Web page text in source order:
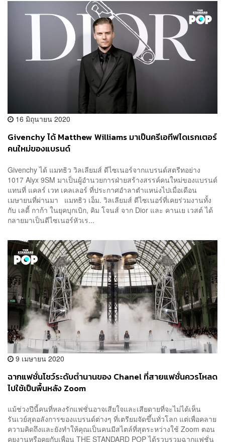
16 มิถุนายน 2020
Givenchy ได้ Matthew Williams มาเป็นครีเอทีฟไดเรกเตอร์
คนใหม่ของแบรนด์
Givenchy ได้ แมทธิว วิลเลียมส์ ดีไซเนอร์จากแบรนด์สตรีทอย่าง
1017 Alyx 9SM มาเป็นผู้อำนวยการฝ่ายสร้างสรรค์คนใหม่ของแบรนด์
แทนที่ แคลร์ เวท เคลเลอร์ ที่ประกาศอำลาตำแหน่งไปเมื่อเดือน
เมษายนที่ผ่านมา แมทธิว เอ็ม. วิลเลียมส์ ดีไซเนอร์ที่เคยร่วมงานทั้ง
กับ เลดี้ กาก้า ในยุคบุกเบิก, คิม โจนส์ จาก Dior และ คานเย เวสต์ ได้
กลายมาเป็นดีไซเนอร์หัวเร...
9 เมษายน 2020
ฉากแฟชั่นโชว์ระดับตำนานของ Chanel ที่สายแฟชั่นควรโหลด
ไปใช้เป็นพื้นหลัง Zoom
แม้ช่วงปีนี้คนที่หลงรักแฟชั่นอาจเสียใจและเสียดายที่จะไม่ได้เห็น
รันเวย์สุดอลังการของแบรนด์ต่างๆ ที่เตรียมจัดขึ้นทั่วโลก แต่เพื่อคลาย
ความคิดถึงและยังทำให้คุณเป็นคนมีสไตล์ที่สุดระหว่างใช้ Zoom ตอน
คุยงานหรือคุยกับเพื่อน THE STANDARD POP ได้รวบรวมฉากแฟชั่น